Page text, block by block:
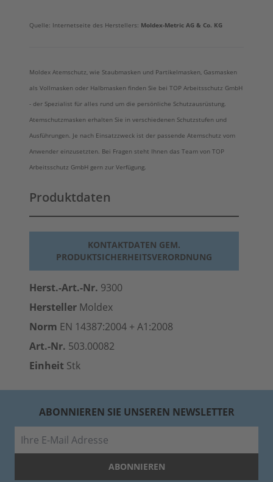
Quelle: Internetseite des Herstellers: Moldex-Metric AG & Co. KG
Moldex Atemschutz, wie Staubmasken und Partikelmasken, Gasmasken
als Vollmasken oder Halbmasken finden Sie bei TOP Arbeitsschutz GmbH
- der Spezialist für alles rund um die persönliche Schutzausrüstung.
Atemschutzmasken erhalten Sie in verschiedenen Schutzstufen und
Ausführungen. Je nach Einsatzzweck ist der passende Atemschutz vom
Anwender einzusetzten. Bei Fragen steht Ihnen das Team von TOP
Arbeitsschutz GmbH gern zur Verfügung.
Produktdaten
KONTAKTDATEN GEM.
PRODUKTSICHERHEITSVERORDNUNG
Herst.-Art.-Nr. 9300
Hersteller Moldex
Norm EN 14387:2004 + A1:2008
Art.-Nr. 503.00082
Einheit Stk
ABONNIEREN SIE UNSEREN NEWSLETTER
ABONNIEREN